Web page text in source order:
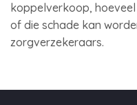
koppelverkoop,
of die schade kan
zorgverzekeraars.